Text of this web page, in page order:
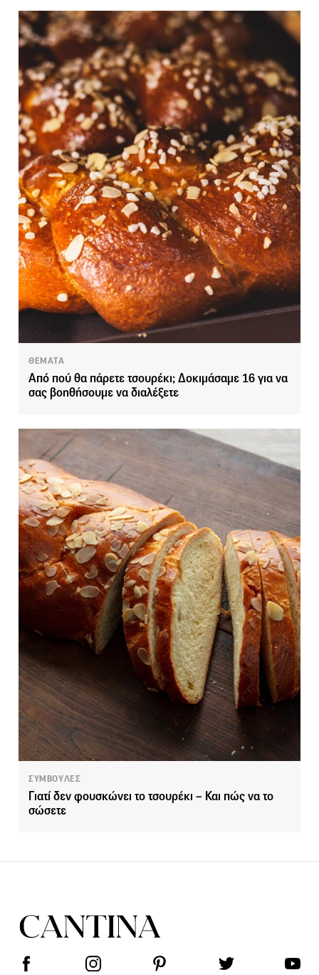
ΘΕΜΑΤΑ
Από πού θα πάρετε τσουρέκι; Δοκιμάσαμε 16 για να
σας βοηθήσουμε να διαλέξετε
ΣΥΜΒΟΥΛΕΣ
Γιατί δεν φουσκώνει το τσουρέκι – Και πώς να το
σώσετε